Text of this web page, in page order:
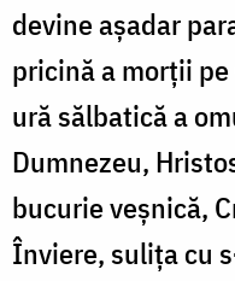
devine aşadar
pricină a morţii
ură sălbatică a
Dumnezeu,
bucurie veşnică,
Înviere, suliţa cu